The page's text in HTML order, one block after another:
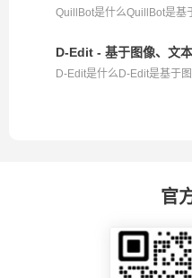
QuillBot是什么QuillBot是基
D-Edit - 基于图像、文
D-Edit是什么D-Edit是基于
官